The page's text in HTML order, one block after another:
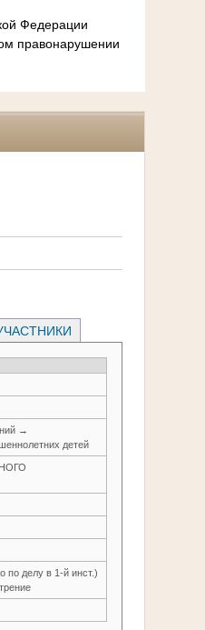
Федерации
правонарушении
→
детей
по делу в 1-й инст.)